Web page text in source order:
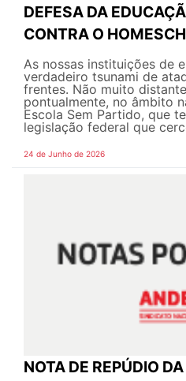
DEFESA DA
CONTRA O
As nossas instituições de
verdadeiro tsunami de
frentes. Não muito
pontualmente, no âmbito
Escola Sem Partido, que
legislação federal que
24 de Junho de 2026
NOTA DE REPÚDIO